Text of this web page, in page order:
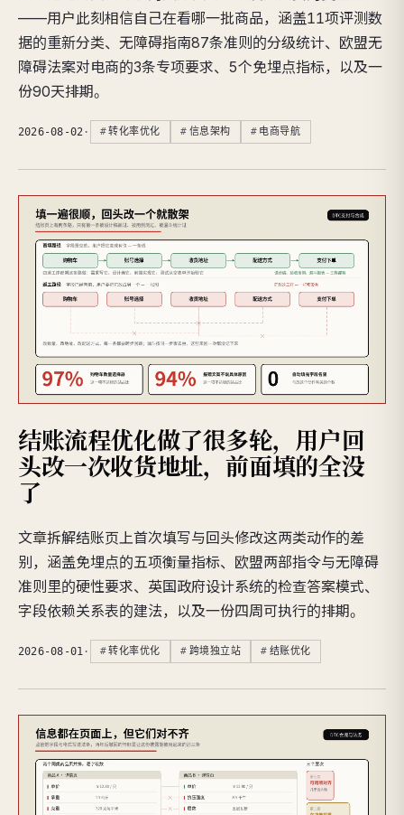
——用户此刻相信自己在看哪一批商品，涵盖11项评测数
据的重新分类、无障碍指南87条准则的分级统计、欧盟无
障碍法案对电商的3条专项要求、5个免埋点指标，以及一
份90天排期。
2026-08-02 · 转化率优化 信息架构 电商导航
结账流程优化做了很多轮，用户回
头改一次收货地址，前面填的全没
了
文章拆解结账页上首次填写与回头修改这两类动作的差
别，涵盖免埋点的五项衡量指标、欧盟两部指令与无障碍
准则里的硬性要求、英国政府设计系统的检查答案模式、
字段依赖关系表的建法，以及一份四周可执行的排期。
2026-08-01 · 转化率优化 跨境独立站 结账优化